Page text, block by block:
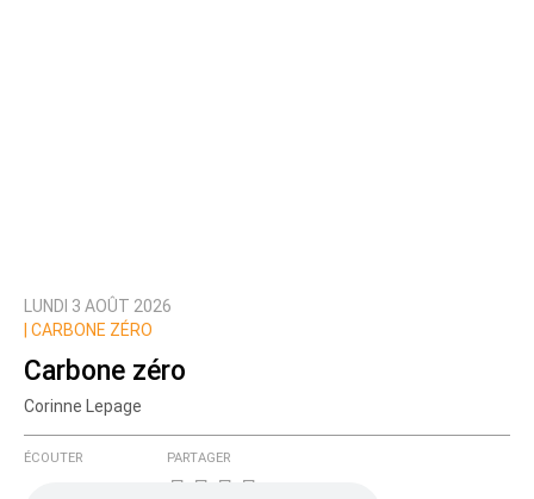
LUNDI 3 AOÛT 2026
CARBONE ZÉRO
Carbone zéro
Corinne Lepage
ÉCOUTER PARTAGER